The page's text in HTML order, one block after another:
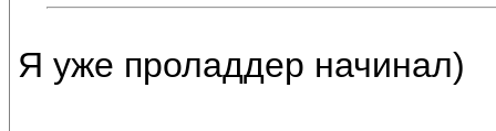
Я уже проладдер начинал)